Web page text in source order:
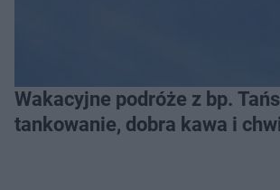
Wakacyjne podróże z bp.
tankowanie, dobra kawa i